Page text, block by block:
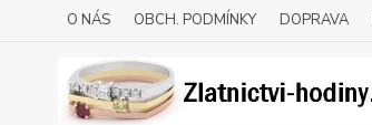
O NÁS OBCH. PODMÍNKY DOPRAVA